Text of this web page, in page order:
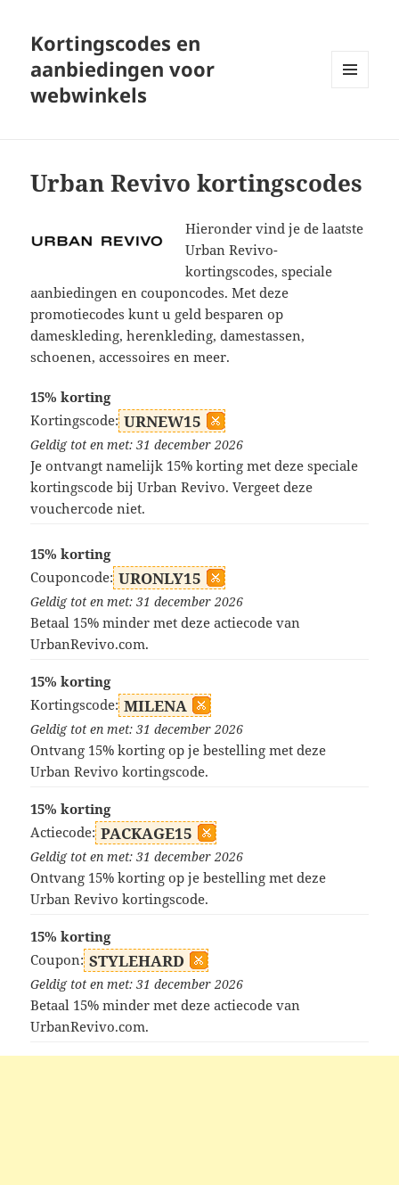
Kortingscodes en
aanbiedingen voor
webwinkels
Urban Revivo kortingscodes
Hieronder vind je de laatste
Urban Revivo-
kortingscodes, speciale
aanbiedingen en couponcodes. Met deze
promotiecodes kunt u geld besparen op
dameskleding, herenkleding, damestassen,
schoenen, accessoires en meer.
15% korting
Kortingscode: URNEW15
Geldig tot en met: 31 december 2026
Je ontvangt namelijk 15% korting met deze speciale
kortingscode bij Urban Revivo. Vergeet deze
vouchercode niet.
15% korting
Couponcode: URONLY15
Geldig tot en met: 31 december 2026
Betaal 15% minder met deze actiecode van
UrbanRevivo.com.
15% korting
Kortingscode: MILENA
Geldig tot en met: 31 december 2026
Ontvang 15% korting op je bestelling met deze
Urban Revivo kortingscode.
15% korting
Actiecode: PACKAGE15
Geldig tot en met: 31 december 2026
Ontvang 15% korting op je bestelling met deze
Urban Revivo kortingscode.
15% korting
Coupon: STYLEHARD
Geldig tot en met: 31 december 2026
Betaal 15% minder met deze actiecode van
UrbanRevivo.com.